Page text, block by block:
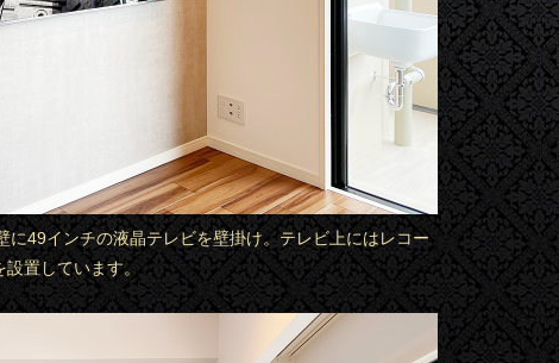
に49インチの液晶テレビを壁掛け。テレビ上にはレコー
設置しています。